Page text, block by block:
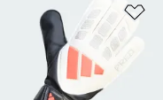
hinzufügen